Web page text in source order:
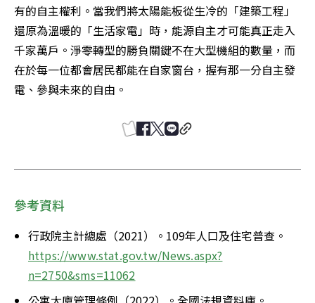
有的自主權利。當我們將太陽能板從生冷的「建築工程」
還原為溫暖的「生活家電」時，能源自主才可能真正走入
千家萬戶。淨零轉型的勝負關鍵不在大型機組的數量，而
在於每一位都會居民都能在自家窗台，握有那一分自主發
電、參與未來的自由。
參考資料
行政院主計總處（2021）。109年人口及住宅普查。
https://www.stat.gov.tw/News.aspx?
n=2750&sms=11062